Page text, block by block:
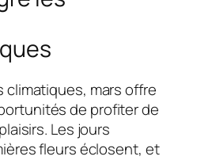
climatiques, mars offre
de profiter de
Les jours
fleurs éclosent, et